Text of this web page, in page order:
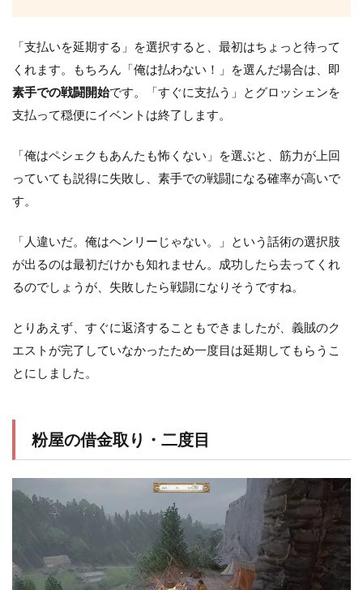
「支払いを延期する」を選択すると、最初はちょっと待って
くれます。もちろん「俺は払わない！」を選んだ場合は、即
素手での戦闘開始です。「すぐに支払う」とグロッシェンを
支払って穏便にイベントは終了します。
「俺はペシェクもあんたも怖くない」を選ぶと、筋力が上回
っていても説得に失敗し、素手での戦闘になる確率が高いで
す。
「人違いだ。俺はヘンリーじゃない。」という話術の選択肢
が出るのは最初だけかも知れません。成功したら去ってくれ
るのでしょうが、失敗したら戦闘になりそうですね。
とりあえず、すぐに返済することもできましたが、義賊のク
エストが完了していなかったため一度目は延期してもらうこ
とにしました。
粉屋の借金取り・二度目